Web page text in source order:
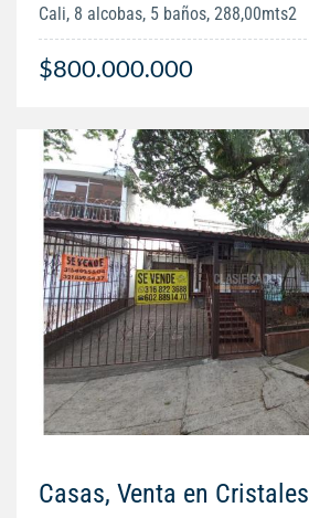
Cali, 8 alcobas, 5 baños, 288,00mts2
$800.000.000
Casas, Venta en Cristales